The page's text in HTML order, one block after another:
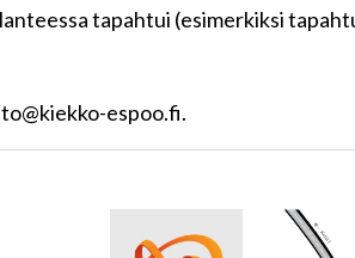
tapahtui (esimerkiksi
espoo.fi.